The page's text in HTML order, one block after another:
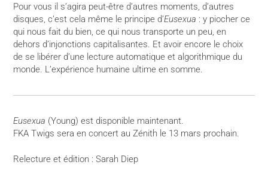
Pour vous il s’agira peut-être d’autres moments, d’autres
disques, c’est cela même le principe d’Eusexua : y piocher ce
qui nous fait du bien, ce qui nous transporte un peu, en
dehors d’injonctions capitalisantes. Et avoir encore le choix
de se libérer d’une lecture automatique et algorithmique du
monde. L’expérience humaine ultime en somme.
Eusexua (Young) est disponible maintenant.
FKA Twigs sera en concert au Zénith le 13 mars prochain.
Relecture et édition : Sarah Diep